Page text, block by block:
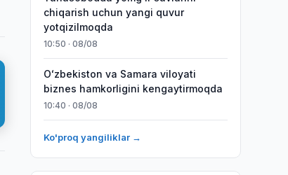
chiqarish uchun yangi quvur
yotqizilmoqda
10:50 · 08/08
Oʻzbekiston va Samara viloyati
biznes hamkorligini kengaytirmoqda
10:40 · 08/08
Ko'proq yangiliklar →